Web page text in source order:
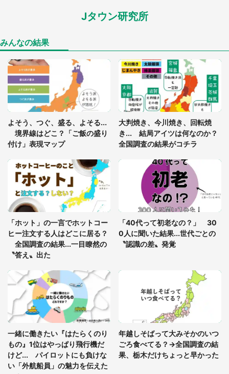
家に〝デカい蛾〟が居座り続けて3日間...ビビり続
「○○がない街に住んでいます」住人の呟きに30万
人驚がく 何が存在しないか、あなたはわかる？
「閉所恐怖症の私は新幹線で大パニック。隣席の青
年に『手を繋いで』とお願いしたら...」 体験談に
8万人感動
知らぬおじいさんがわざわざ声をかけてきて（兵庫
県・30代女性）
「ゾワゾワする」「本当に気持ち悪い」 道端でバ
グっちゃってた〝野生の野菜〟に6.5万人戦慄
Jタウン研究所
みんなの結果
よそう、つぐ、盛る、よそる...
境界線はどこ？「ご飯の盛り
付け」表現マップ
大判焼き、今川焼き、回転焼
き... 結局アイツは何なのか？
全国調査の結果がコチラ
「ホット」の一言でホットコー
ヒー注文する人はどこに居る？
全国調査の結果...一目瞭然の
〝答え〟出た
「40代って初老なの？」 30
0人に聞いた結果...世代ごとの
〝認識の差〟発覚
一緒に働きたい『はたらくのり
もの』1位はやっぱり飛行機だ
けど... パイロットにも負けな
い「外航船員」の魅力を伝えた
年越しそばって大みそかのいつ
ごろ食べてる？→全国調査の結
果、栃木だけちょっと早かった